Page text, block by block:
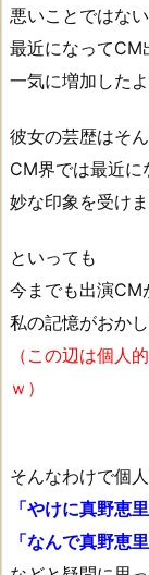
悪いことではな
最近になってCM
一気に増加した
彼女の芸歴はそ
CM界では最近に
妙な印象を受けま
といっても
今までも出演CM
私の記憶がおか
（この辺は個人
ｗ）
そんなわけで個
「やけに真野恵
「なんで真野恵